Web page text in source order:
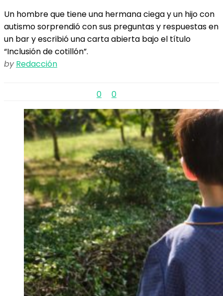
Un hombre que tiene una hermana ciega y un hijo con
autismo sorprendió con sus preguntas y respuestas en
un bar y escribió una carta abierta bajo el título
“Inclusión de cotillón”.
by Redacción
0 0